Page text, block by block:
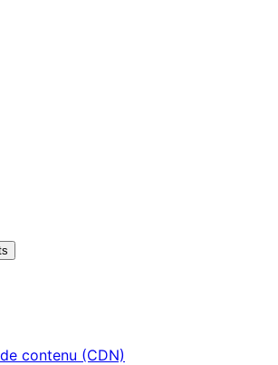
contenu (CDN)